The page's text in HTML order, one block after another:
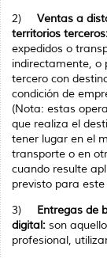
2) Ventas a
territorios
expedidos o
indirectamente, o
tercero con
condición de
(Nota: estas
que realiza el
tener lugar en el
transporte o en
cuando resulte
previsto para
3) Entregas de
digital: son
profesional,